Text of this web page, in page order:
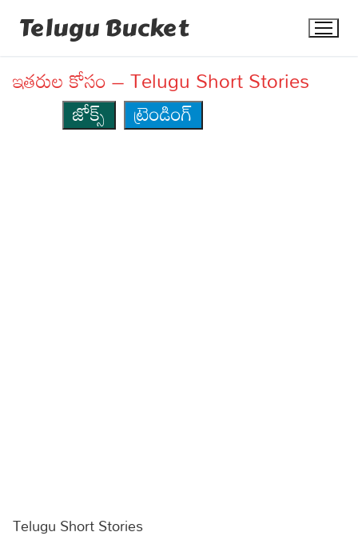
Telugu Bucket
Movie Reviews
Food
ఇతరుల కోసం – Telugu Short Stories
జోక్స్
ట్రెండింగ్
Telugu Short Stories